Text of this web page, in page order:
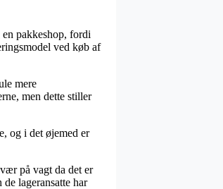
pakkeshop, fordi
ved køb af
mere
men dette stiller
og i det øjemed er
på vagt da det er
lageransatte har